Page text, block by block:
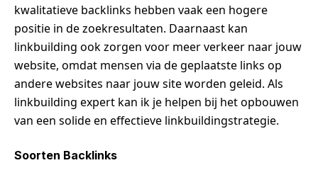
kwalitatieve backlinks hebben vaak een hogere
positie in de zoekresultaten. Daarnaast kan
linkbuilding ook zorgen voor meer verkeer naar jouw
website, omdat mensen via de geplaatste links op
andere websites naar jouw site worden geleid. Als
linkbuilding expert kan ik je helpen bij het opbouwen
van een solide en effectieve linkbuildingstrategie.
Soorten Backlinks